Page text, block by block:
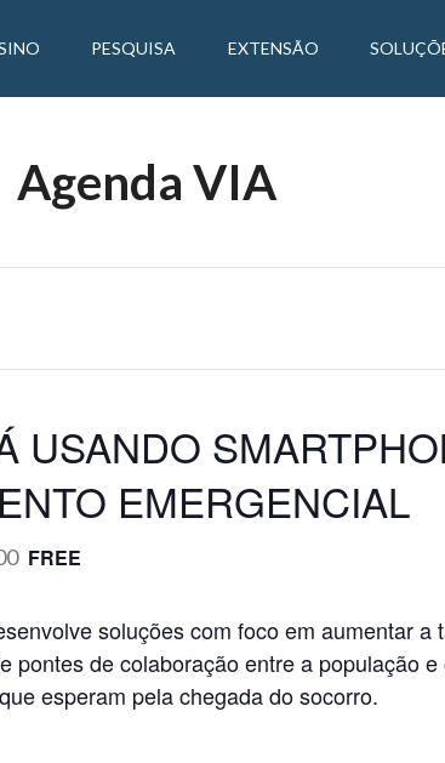
PESQUISA EXTENSÃO
Agenda VIA
USANDO
EMERGENCIAL
FREE
soluções com foco em aumentar a
pontes de colaboração entre a população
esperam pela chegada do socorro.